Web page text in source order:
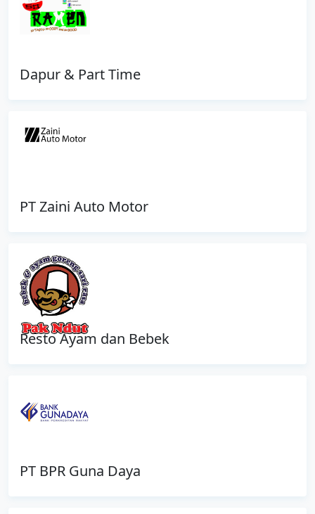
Dapur & Part Time
PT Zaini Auto Motor
Resto Ayam dan Bebek
PT BPR Guna Daya